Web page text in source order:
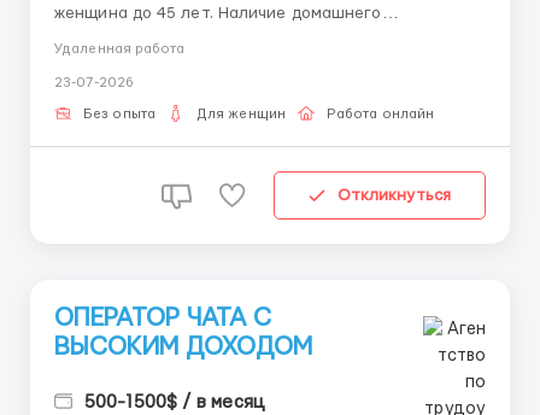
женщина до 45 лет. Наличие домашнего
компьютера или ноутбука. Телефон и планшет для
и онлайн общение с клиентами компании.
Бесплатное обучение. С удовольствием отвечу на
Удаленная работа
23-07-2026
Без опыта Для женщин Работа онлайн
Откликнуться
ОПЕРАТОР ЧАТА С
ВЫСОКИМ ДОХОДОМ
500-1500$ / в месяц